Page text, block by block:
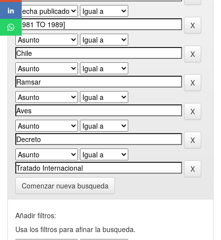
Comenzar nueva busqueda
Añadir filtros:
Usa los filtros para afinar la busqueda.